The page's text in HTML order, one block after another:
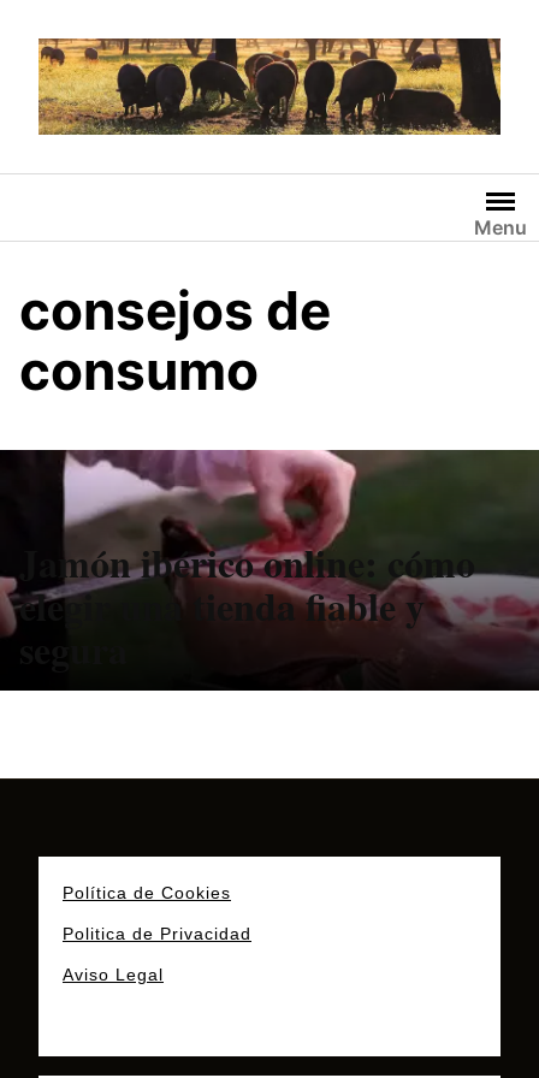
contenido
Menu
consejos de
consumo
Jamón ibérico online: cómo
elegir una tienda fiable y
Política de Cookies
Politica de Privacidad
Aviso Legal